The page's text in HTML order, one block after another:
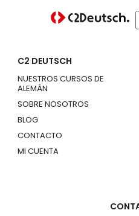
C2 DEUTSCH
NUESTROS CURSOS DE
ALEMÁN
SOBRE NOSOTROS
BLOG
CONTACTO
MI CUENTA